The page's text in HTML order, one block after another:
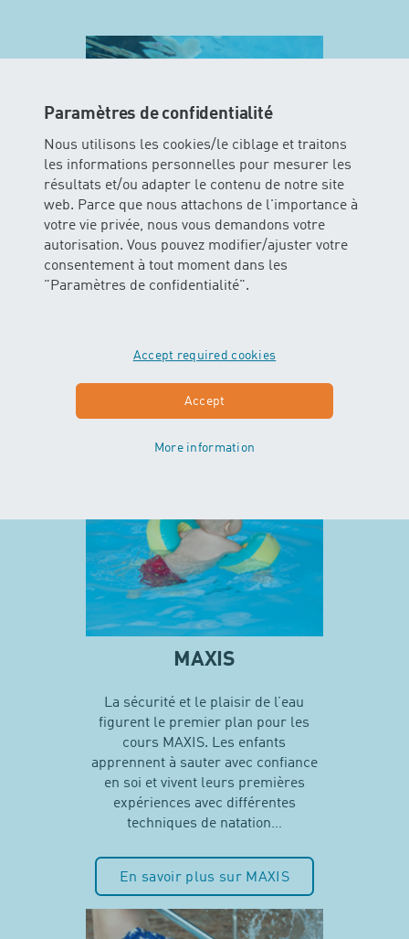
Paramètres de confidentialité
Nous utilisons les cookies/le ciblage et traitons
les informations personnelles pour mesurer les
résultats et/ou adapter le contenu de notre site
web. Parce que nous attachons de l'importance à
votre vie privée, nous vous demandons votre
autorisation. Vous pouvez modifier/ajuster votre
consentement à tout moment dans les
"Paramètres de confidentialité".
Accept required cookies
Accept
More information
MINIS
Dans ce cours les enfants peuvent
flottent dans l’eau avec ou sans
En savoir plus sur MINIS
MAXIS
La sécurité et le plaisir de l’eau
figurent le premier plan pour les
cours MAXIS. Les enfants
apprennent à sauter avec confiance
en soi et vivent leurs premières
expériences avec différentes
techniques de natation…
En savoir plus sur MAXIS